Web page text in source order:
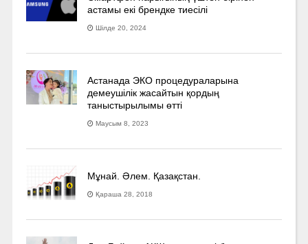
астамы екі брендке тиесілі
Шілде 20, 2024
Астанада ЭКО процедураларына
демеушілік жасайтын қордың
таныстырылымы өтті
Маусым 8, 2023
Мұнай. Әлем. Қазақстан.
Қараша 28, 2018